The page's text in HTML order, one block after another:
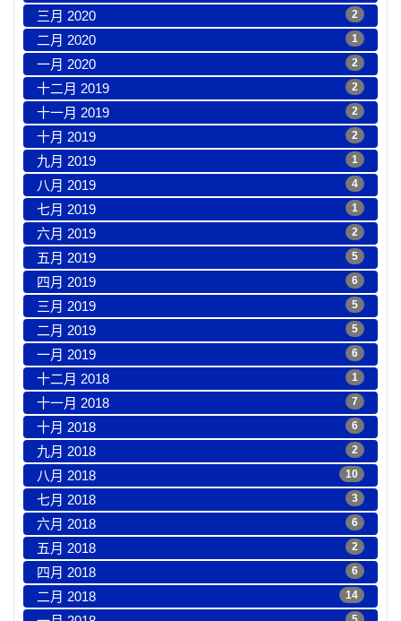
三月 2020 2
二月 2020 1
一月 2020 2
十二月 2019 2
十一月 2019 2
十月 2019 2
九月 2019 1
八月 2019 4
七月 2019 1
六月 2019 2
五月 2019 5
四月 2019 6
三月 2019 5
二月 2019 5
一月 2019 6
十二月 2018 1
十一月 2018 7
十月 2018 6
九月 2018 2
八月 2018 10
七月 2018 3
六月 2018 6
五月 2018 2
四月 2018 6
二月 2018 14